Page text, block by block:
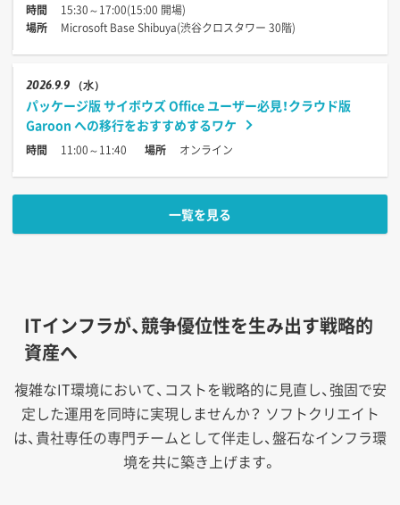
時間
15:30～17:00(15:00 開場)
場所
Microsoft Base Shibuya(渋谷クロスタワー 30階)
20269.9 （水）
パッケージ版 サイボウズ Office ユーザー必見！クラウド版
Garoon への移行をおすすめするワケ
時間 11:00～11:40 場所 オンライン
一覧を見る
ITインフラが、競争優位性を生み出す戦略的
資産へ
複雑なIT環境において、コストを戦略的に見直し、強固で安
定した運用を同時に実現しませんか？ ソフトクリエイト
は、貴社専任の専門チームとして伴走し、盤石なインフラ環
境を共に築き上げます。